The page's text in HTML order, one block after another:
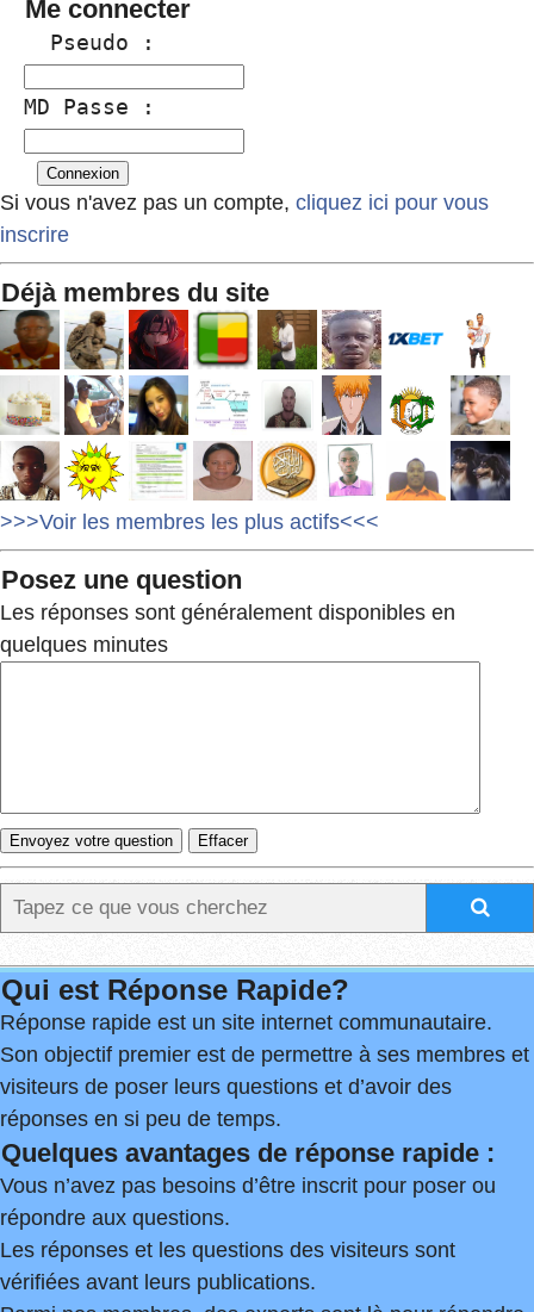
Me connecter
  Pseudo :
MD Passe :
Si vous n'avez pas un compte, cliquez ici pour vous
inscrire
Déjà membres du site
>>>Voir les membres les plus actifs<<<
Posez une question
Les réponses sont généralement disponibles en
quelques minutes
Qui est Réponse Rapide?
Réponse rapide est un site internet communautaire.
Son objectif premier est de permettre à ses membres et
visiteurs de poser leurs questions et d’avoir des
réponses en si peu de temps.
Quelques avantages de réponse rapide :
Vous n’avez pas besoins d’être inscrit pour poser ou
répondre aux questions.
Les réponses et les questions des visiteurs sont
vérifiées avant leurs publications.